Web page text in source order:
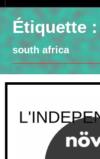
Étiquette :
south africa